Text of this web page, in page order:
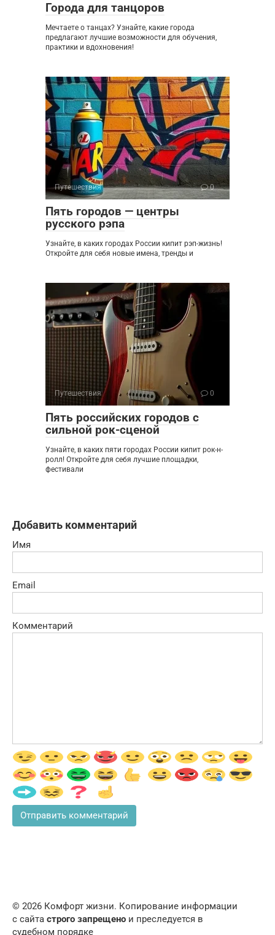
Города для танцоров
Мечтаете о танцах? Узнайте, какие города
предлагают лучшие возможности для обучения,
практики и вдохновения!
Путешествия 0
Пять городов — центры
русского рэпа
Узнайте, в каких городах России кипит рэп-жизнь!
Откройте для себя новые имена, тренды и
Путешествия 0
Пять российских городов с
сильной рок-сценой
Узнайте, в каких пяти городах России кипит рок-н-
ролл! Откройте для себя лучшие площадки,
фестивали
Добавить комментарий
Имя
Email
Комментарий
© 2026 Комфорт жизни. Копирование информации
с сайта строго запрещено и преследуется в
судебном порядке